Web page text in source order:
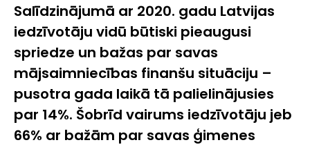
Salīdzinājumā ar 2020. gadu Latvijas
iedzīvotāju vidū būtiski pieaugusi
spriedze un bažas par savas
mājsaimniecības finanšu situāciju –
pusotra gada laikā tā palielinājusies
par 14%. Šobrīd vairums iedzīvotāju jeb
66% ar bažām par savas ģimenes